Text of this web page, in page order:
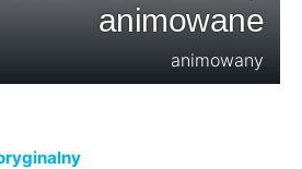
animowane
animowany